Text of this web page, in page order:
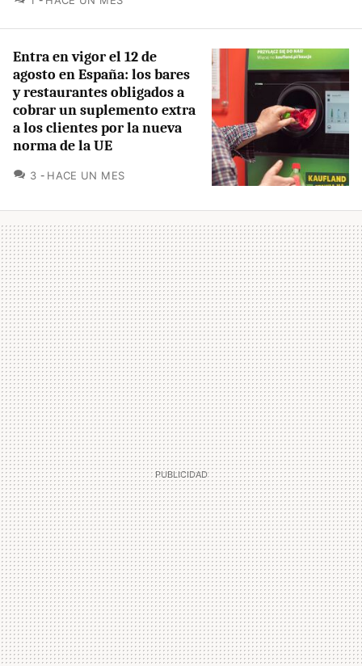
Entra en vigor el 12 de
agosto en España: los bares
y restaurantes obligados a
cobrar un suplemento extra
a los clientes por la nueva
norma de la UE
3 COMENTARIOS
HACE UN MES